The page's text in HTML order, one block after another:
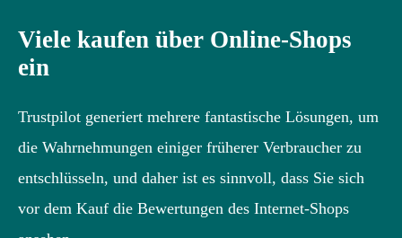
Viele kaufen über Online-Shops
ein
Trustpilot generiert mehrere fantastische Lösungen, um
die Wahrnehmungen einiger früherer Verbraucher zu
entschlüsseln, und daher ist es sinnvoll, dass Sie sich
vor dem Kauf die Bewertungen des Internet-Shops